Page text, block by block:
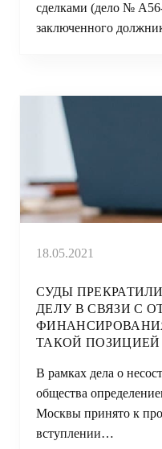
сделками (дело №
заключенного
18.05.2021
СУДЫ
ДЕЛУ В СВЯЗИ С
ТАКОЙ ПОЗИЦИЕЙ
В рамках дела о
общества
Москвы принято к
вступлении…